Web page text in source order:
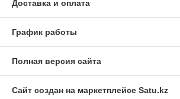
Доставка и оплата
График работы
Полная версия сайта
Сайт создан на маркетплейсе Satu.kz